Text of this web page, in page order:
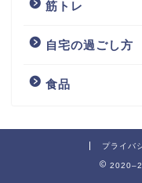
筋トレ
自宅の過ごし方
食品
プライバ